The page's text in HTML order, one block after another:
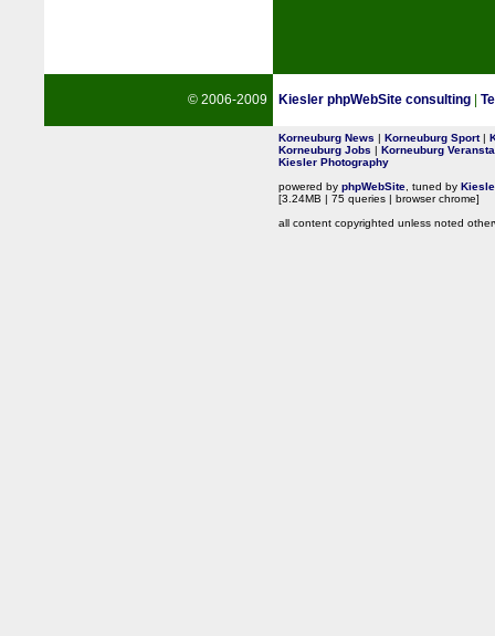
© 2006-2009 Kiesler phpWebSite consulting
Korneuburg News | Korneuburg Sport|
Korneuburg Jobs | Korneuburg
Kiesler Photography
powered by phpWebSite , tuned by
[3.24MB | 75 queries | browser chrome]
all content copyrighted unless noted